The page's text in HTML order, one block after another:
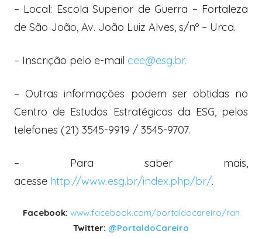
– Local: Escola Superior de Guerra – Fortaleza
de São João, Av. João Luiz Alves, s/nº – Urca.
– Inscrição pelo e-mail cee@esg.br.
– Outras informações podem ser obtidas no
Centro de Estudos Estratégicos da ESG, pelos
telefones (21) 3545-9919 / 3545-9707.
– Para saber mais,
acesse http://www.esg.br/index.php/br/.
Facebook: www.facebook.com/portaldocareiro/ran
Twitter: @PortaldoCareiro